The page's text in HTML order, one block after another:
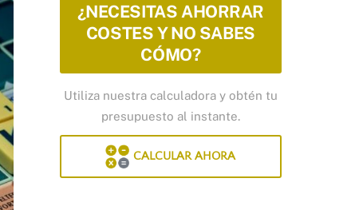
¿NECESITAS AHORRAR
COSTES Y NO SABES
CÓMO?
Utiliza nuestra calculadora y obtén tu
presupuesto al instante.
CALCULAR AHORA